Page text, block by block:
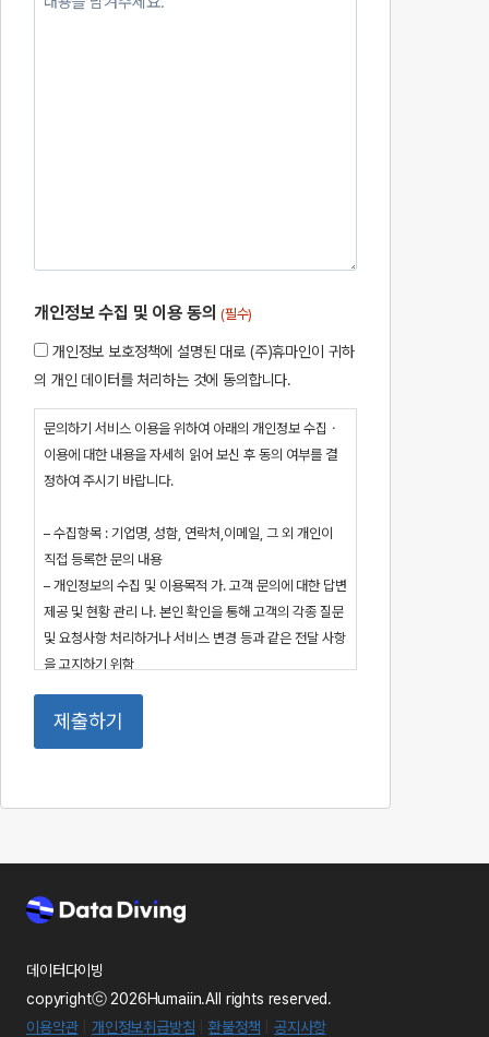
개인정보 수집 및 이용 동의 (필수)
개인정보 보호정책에 설명된 대로 (주)휴마인이 귀하
의 개인 데이터를 처리하는 것에 동의합니다.
문의하기 서비스 이용을 위하여 아래의 개인정보 수집ㆍ
이용에 대한 내용을 자세히 읽어 보신 후 동의 여부를 결
정하여 주시기 바랍니다.
– 수집항목 : 기업명, 성함, 연락처,이메일, 그 외 개인이
직접 등록한 문의 내용
– 개인정보의 수집 및 이용목적 가. 고객 문의에 대한 답변
제공 및 현황 관리 나. 본인 확인을 통해 고객의 각종 질문
및 요청사항 처리하거나 서비스 변경 등과 같은 전달 사항
을 고지하기 위함
– 이용기간 : 개인정보 수집 및 이용에 대한 목적이 달성된
후 5년간 개인정보를 보유하고 이후 해당 정보를 파기
(단, 법률에 의해 보존 의무가 있는 경우에는 법령이 지정
* 개인정보의 수집 이용 등에 대한 상세한 내용은 데이터
다이빙 홈페이지(datadiving.net)에 공개된 <개인정보
데이터다이빙
copyrightⓒ 2026Humaiin.All rights reserved.
이용약관| 개인정보취급방침 |환불정책 |공지사항